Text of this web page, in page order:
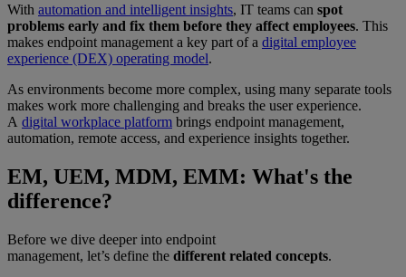
With automation and intelligent insights, IT teams can spot
problems early and fix them before they affect employees. This
makes endpoint management a key part of a digital employee
experience (DEX) operating model.
As environments become more complex, using many separate tools
makes work more challenging and breaks the user experience.
A digital workplace platform brings endpoint management,
automation, remote access, and experience insights together.
EM, UEM, MDM, EMM: What's the
difference?
Before we dive deeper into endpoint
management, let’s define the different related concepts.